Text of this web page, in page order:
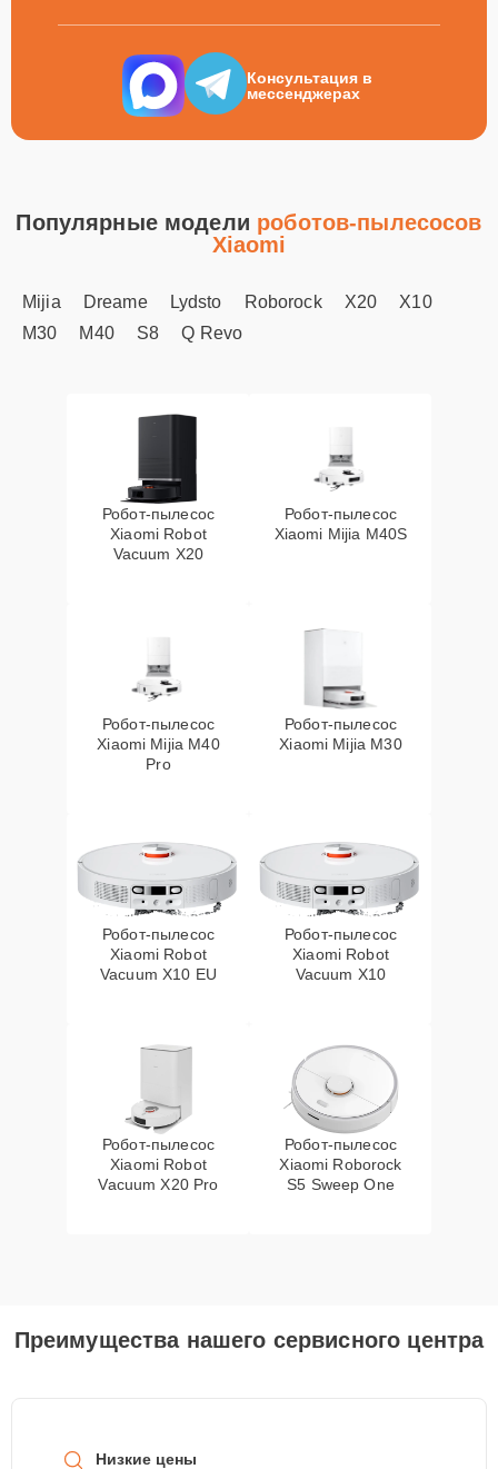
Консультация в
мессенджерах
Популярные модели роботов-пылесосов
Xiaomi
Mijia Dreame Lydsto Roborock X20
X10
M30
M40 S8 Q Revo
Робот-пылесос
Xiaomi Robot
Vacuum X20
Робот-пылесос
Xiaomi Mijia M40S
Робот-пылесос
Xiaomi Mijia M40
Pro
Робот-пылесос
Xiaomi Mijia M30
Робот-пылесос
Xiaomi Robot
Vacuum X10 EU
Робот-пылесос
Xiaomi Robot
Vacuum X10
Робот-пылесос
Xiaomi Robot
Vacuum X20 Pro
Робот-пылесос
Xiaomi Roborock
S5 Sweep One
Преимущества нашего сервисного центра
Низкие цены